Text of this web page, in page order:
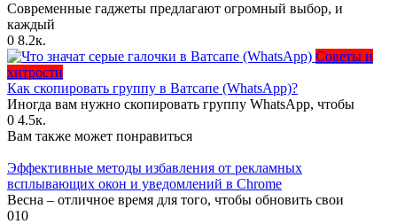
Современные гаджеты предлагают огромный выбор, и
каждый
0 8.2к.
Советы и
хитрости
Как скопировать группу в Ватсапе (WhatsApp)?
Иногда вам нужно скопировать группу WhatsApp, чтобы
0 4.5к.
Вам также может понравиться
Эффективные методы избавления от рекламных
всплывающих окон и уведомлений в Chrome
Весна – отличное время для того, чтобы обновить свои
010